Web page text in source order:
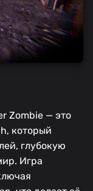
Zombie — это
который
глубокую
Игра